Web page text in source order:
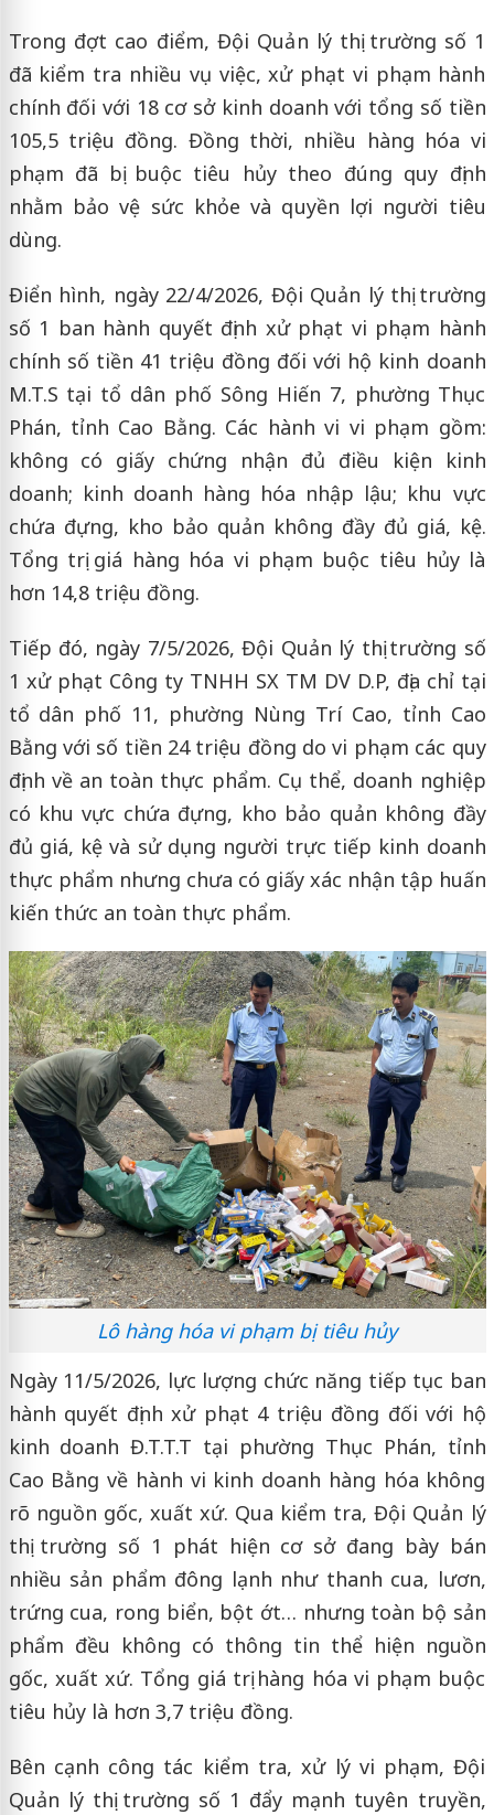
Trong đợt cao điểm, Đội Quản lý thị trường số 1
đã kiểm tra nhiều vụ việc, xử phạt vi phạm hành
chính đối với 18 cơ sở kinh doanh với tổng số tiền
105,5 triệu đồng. Đồng thời, nhiều hàng hóa vi
phạm đã bị buộc tiêu hủy theo đúng quy định
nhằm bảo vệ sức khỏe và quyền lợi người tiêu
dùng.
Điển hình, ngày 22/4/2026, Đội Quản lý thị trường
số 1 ban hành quyết định xử phạt vi phạm hành
chính số tiền 41 triệu đồng đối với hộ kinh doanh
M.T.S tại tổ dân phố Sông Hiến 7, phường Thục
Phán, tỉnh Cao Bằng. Các hành vi vi phạm gồm:
không có giấy chứng nhận đủ điều kiện kinh
doanh; kinh doanh hàng hóa nhập lậu; khu vực
chứa đựng, kho bảo quản không đầy đủ giá, kệ.
Tổng trị giá hàng hóa vi phạm buộc tiêu hủy là
hơn 14,8 triệu đồng.
Tiếp đó, ngày 7/5/2026, Đội Quản lý thị trường số
1 xử phạt Công ty TNHH SX TM DV D.P, địa chỉ tại
tổ dân phố 11, phường Nùng Trí Cao, tỉnh Cao
Bằng với số tiền 24 triệu đồng do vi phạm các quy
định về an toàn thực phẩm. Cụ thể, doanh nghiệp
có khu vực chứa đựng, kho bảo quản không đầy
đủ giá, kệ và sử dụng người trực tiếp kinh doanh
thực phẩm nhưng chưa có giấy xác nhận tập huấn
kiến thức an toàn thực phẩm.
Lô hàng hóa vi phạm bị tiêu hủy
Ngày 11/5/2026, lực lượng chức năng tiếp tục ban
hành quyết định xử phạt 4 triệu đồng đối với hộ
kinh doanh Đ.T.T.T tại phường Thục Phán, tỉnh
Cao Bằng về hành vi kinh doanh hàng hóa không
rõ nguồn gốc, xuất xứ. Qua kiểm tra, Đội Quản lý
thị trường số 1 phát hiện cơ sở đang bày bán
nhiều sản phẩm đông lạnh như thanh cua, lươn,
trứng cua, rong biển, bột ớt… nhưng toàn bộ sản
phẩm đều không có thông tin thể hiện nguồn
gốc, xuất xứ. Tổng giá trị hàng hóa vi phạm buộc
tiêu hủy là hơn 3,7 triệu đồng.
Bên cạnh công tác kiểm tra, xử lý vi phạm, Đội
Quản lý thị trường số 1 đẩy mạnh tuyên truyền,